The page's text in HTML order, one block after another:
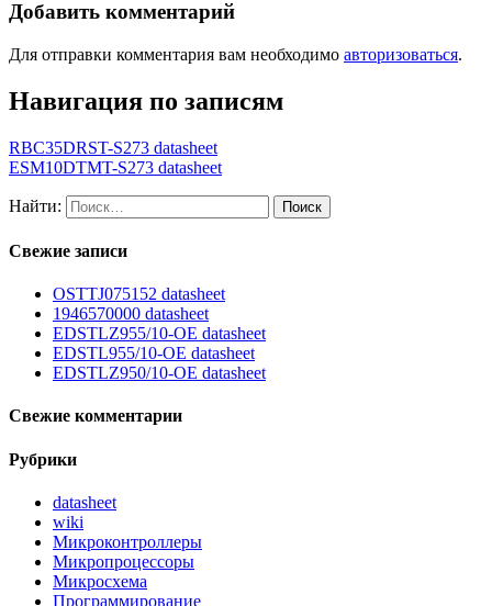
Добавить комментарий
Для отправки комментария вам необходимо авторизоваться.
Навигация по записям
RBC35DRST-S273 datasheet
ESM10DTMT-S273 datasheet
Найти:
Свежие записи
OSTTJ075152 datasheet
1946570000 datasheet
EDSTLZ955/10-OE datasheet
EDSTL955/10-OE datasheet
EDSTLZ950/10-OE datasheet
Свежие комментарии
Рубрики
datasheet
wiki
Микроконтроллеры
Микропроцессоры
Микросхема
Программирование